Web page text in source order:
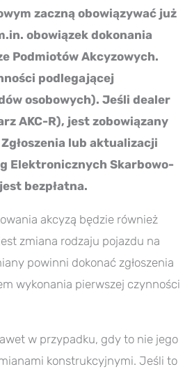
zaczną obowiązywać już
obowiązek dokonania
Podmiotów Akcyzowych.
podlegającej
osobowych). Jeśli dealer
AKC-R), jest zobowiązany
lub aktualizacji
Elektronicznych Skarbowo-
bezpłatna.
akcyzą będzie również
zmiana rodzaju pojazdu na
powinni dokonać zgłoszenia
wykonania pierwszej czynności
w przypadku, gdy to nie jego
konstrukcyjnymi. Jeśli to